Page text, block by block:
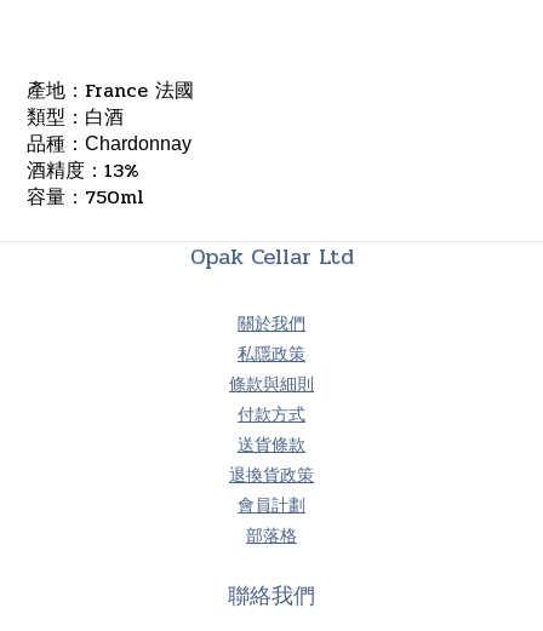
產地：France 法國
類型：白酒
品種： Chardonnay
酒精度：13%
容量：750ml
Opak Cellar Ltd
關於我們
私隱政策
條款與細則
付款方式
送貨條款
退換貨政策
會員計劃
部落格
聯絡我們